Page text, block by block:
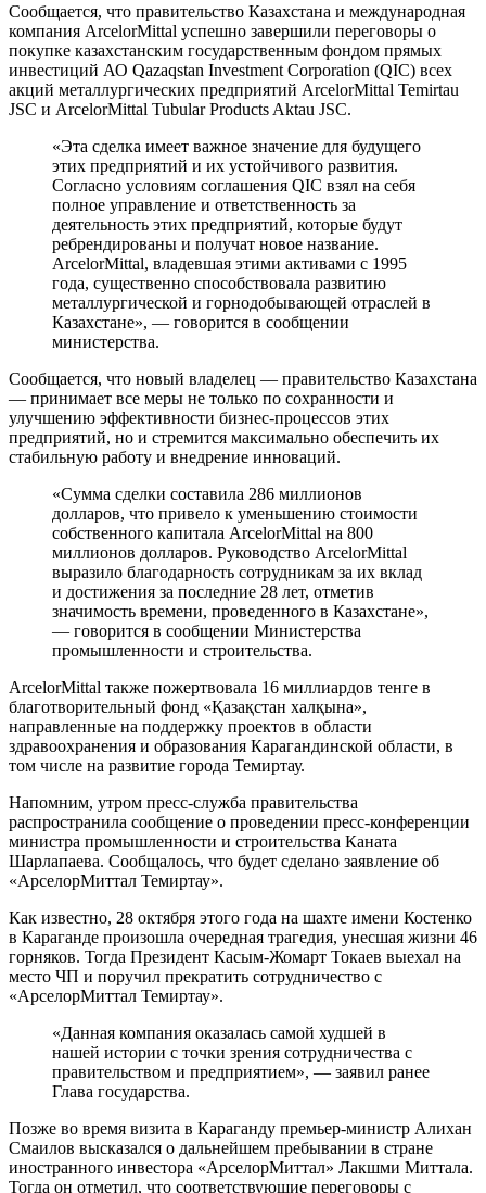
Сообщается, что правительство Казахстана и международная
компания ArcelorMittal успешно завершили переговоры о
покупке казахстанским государственным фондом прямых
инвестиций АО Qazaqstan Investment Corporation (QIC) всех
акций металлургических предприятий ArcelorMittal Temirtau
JSC и ArcelorMittal Tubular Products Aktau JSC.
«Эта сделка имеет важное значение для будущего
этих предприятий и их устойчивого развития.
Согласно условиям соглашения QIC взял на себя
полное управление и ответственность за
деятельность этих предприятий, которые будут
ребрендированы и получат новое название.
ArcelorMittal, владевшая этими активами с 1995
года, существенно способствовала развитию
металлургической и горнодобывающей отраслей в
Казахстане», — говорится в сообщении
министерства.
Сообщается, что новый владелец — правительство Казахстана
— принимает все меры не только по сохранности и
улучшению эффективности бизнес-процессов этих
предприятий, но и стремится максимально обеспечить их
стабильную работу и внедрение инноваций.
«Сумма сделки составила 286 миллионов
долларов, что привело к уменьшению стоимости
собственного капитала ArcelorMittal на 800
миллионов долларов. Руководство ArcelorMittal
выразило благодарность сотрудникам за их вклад
и достижения за последние 28 лет, отметив
значимость времени, проведенного в Казахстане»,
— говорится в сообщении Министерства
промышленности и строительства.
ArcelorMittal также пожертвовала 16 миллиардов тенге в
благотворительный фонд «Қазақстан халқына»,
направленные на поддержку проектов в области
здравоохранения и образования Карагандинской области, в
том числе на развитие города Темиртау.
Напомним, утром пресс-служба правительства
распространила сообщение о проведении пресс-конференции
министра промышленности и строительства Каната
Шарлапаева. Сообщалось, что будет сделано заявление об
«АрселорМиттал Темиртау».
Как известно, 28 октября этого года на шахте имени Костенко
в Караганде произошла очередная трагедия, унесшая жизни 46
горняков. Тогда Президент Касым-Жомарт Токаев выехал на
место ЧП и поручил прекратить сотрудничество с
«АрселорМиттал Темиртау».
«Данная компания оказалась самой худшей в
нашей истории с точки зрения сотрудничества с
правительством и предприятием», — заявил ранее
Глава государства.
Позже во время визита в Караганду премьер-министр Алихан
Смаилов высказался о дальнейшем пребывании в стране
иностранного инвестора «АрселорМиттал» Лакшми Миттала.
Тогда он отметил, что соответствующие переговоры с